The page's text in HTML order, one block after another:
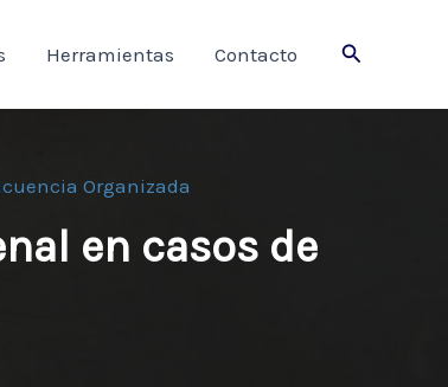
Herramientas Contacto Buscar
Organizada
en casos de